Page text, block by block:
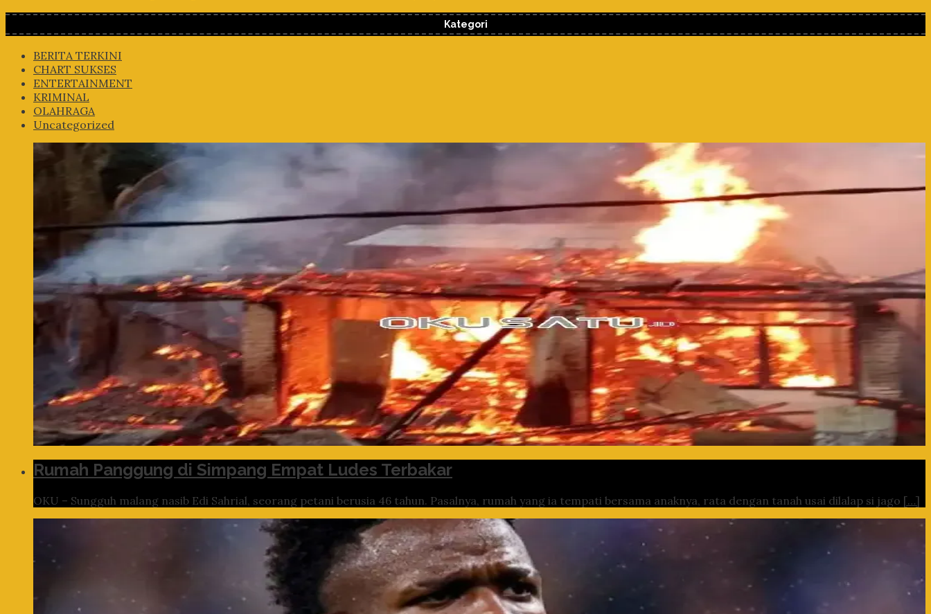
Kategori
BERITA TERKINI
CHART SUKSES
ENTERTAINMENT
KRIMINAL
OLAHRAGA
Uncategorized
Rumah Panggung di Simpang Empat Ludes Terbakar
OKU – Sungguh malang nasib Edi Sahrial, seorang petani berusia 46 tahun. Pasalnya, rumah yang ia tempati bersama anaknya, rata dengan tanah usai dilalap si jago […]